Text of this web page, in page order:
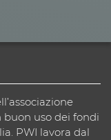
uso dei fondi
PWI lavora dal